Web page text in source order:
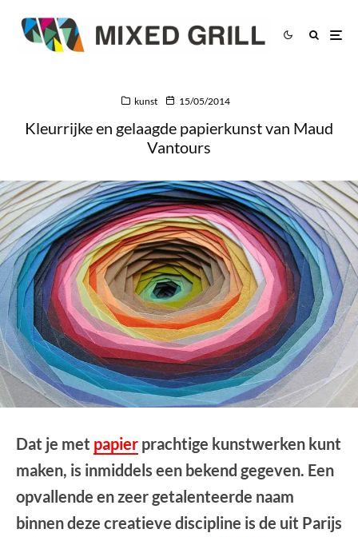
kunst 15/05/2014
Kleurrijke en gelaagde papierkunst van Maud
Vantours
Dat je met papier prachtige kunstwerken kunt
maken, is inmiddels een bekend gegeven. Een
opvallende en zeer getalenteerde naam
binnen deze creatieve discipline is de uit Parijs